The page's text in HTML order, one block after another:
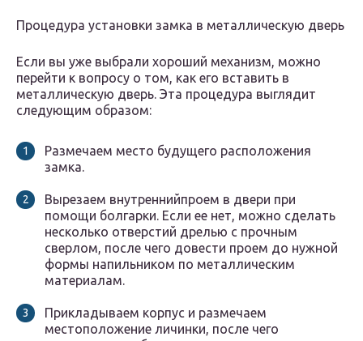
Процедура установки замка в металлическую дверь
Если вы уже выбрали хороший механизм, можно
перейти к вопросу о том, как его вставить в
металлическую дверь. Эта процедура выглядит
следующим образом:
Размечаем место будущего расположения
замка.
Вырезаем внутреннийпроем в двери при
помощи болгарки. Если ее нет, можно сделать
несколько отверстий дрелью с прочным
сверлом, после чего довести проем до нужной
формы напильником по металлическим
материалам.
Прикладываем корпус и размечаем
местоположение личинки, после чего